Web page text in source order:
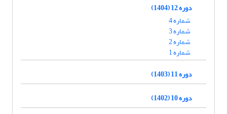
دوره 12 (1404)
شماره 4
شماره 3
شماره 2
شماره 1
دوره 11 (1403)
دوره 10 (1402)